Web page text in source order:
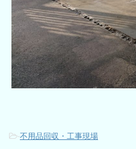
-不用品回収・工事現場